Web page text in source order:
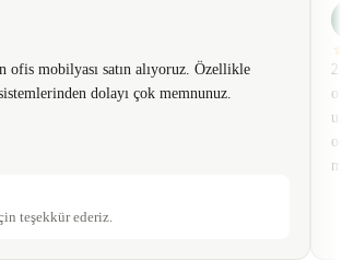
ofis mobilyası satın alıyoruz. Özellikle
dolayı çok memnunuz.
teşekkür ederiz.
2